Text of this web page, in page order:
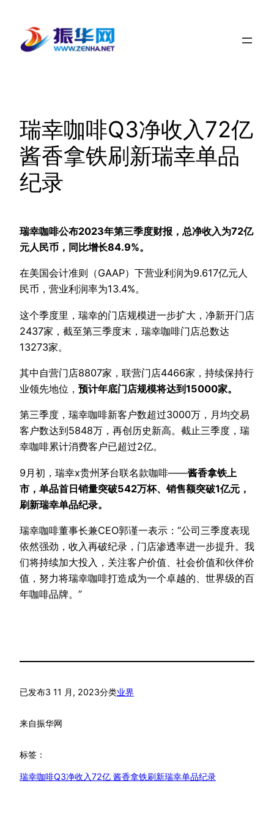
瑞幸咖啡Q3净收入72亿
酱香拿铁刷新瑞幸单品
纪录
瑞幸咖啡公布2023年第三季度财报，总净收入为72亿
元人民币，同比增长84.9%。
在美国会计准则（GAAP）下营业利润为9.617亿元人
民币，营业利润率为13.4%。
这个季度里，瑞幸的门店规模进一步扩大，净新开门店
2437家，截至第三季度末，瑞幸咖啡门店总数达
13273家。
其中自营门店8807家，联营门店4466家，持续保持行
业领先地位， 预计年底门店规模将达到15000家。
第三季度，瑞幸咖啡新客户数超过3000万，月均交易
客户数达到5848万，再创历史新高。截止三季度，瑞
幸咖啡累计消费客户已超过2亿。
9月初，瑞幸x贵州茅台联名款咖啡——酱香拿铁上
市，单品首日销量突破542万杯、销售额突破1亿元，
刷新瑞幸单品纪录。
瑞幸咖啡董事长兼CEO郭谨一表示：“公司三季度表现
依然强劲，收入再破纪录，门店渗透率进一步提升。我
们将持续加大投入，关注客户价值、社会价值和伙伴价
值，努力将瑞幸咖啡打造成为一个卓越的、世界级的百
年咖啡品牌。”
已发布3 11 月, 2023分类业界
来自振华网
标签：
瑞幸咖啡Q3净收入72亿 酱香拿铁刷新瑞幸单品纪录